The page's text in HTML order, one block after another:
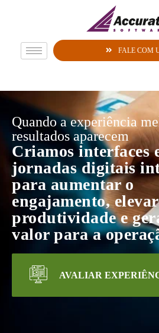
FALE COM
Quando a experiência
resultados aparecem
Criamos interfaces
jornadas digitais
para aumentar o
engajamento,
produtividade e
valor para a
AVALIAR